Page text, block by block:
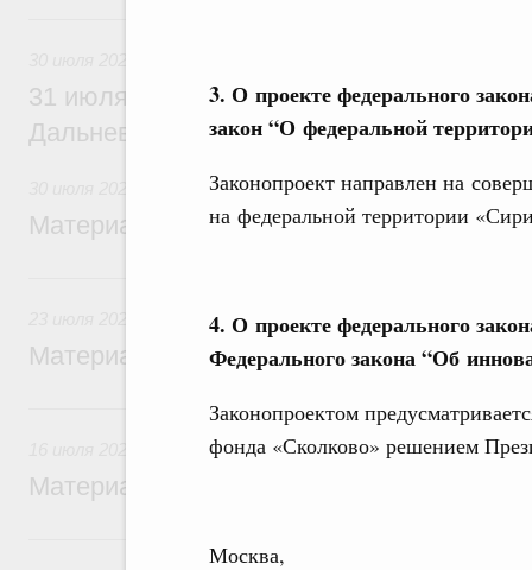
3. О проекте федерального
закон “О федеральной
Законопроект направлен на
на федеральной территории
4. О проекте федерального
Федерального закона “Об
Законопроектом
фонда «Сколково» решением
Москва,
31 июля Михаил Мишустин совершит
Дальневосточный федеральный округ
Материалы к заседанию Правительства
Материалы к заседанию Правительства
16 июля, четверг
Материалы к заседанию Правительства